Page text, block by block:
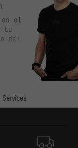
Services
el
tu
del